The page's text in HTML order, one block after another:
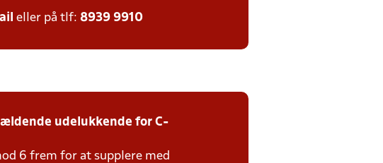
eller på tlf: 8939 9910
udelukkende for C-
6 frem for at supplere med